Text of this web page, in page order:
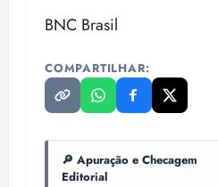
BNC Brasil
COMPARTILHAR:
🔎 Apuração e Checagem
Editorial